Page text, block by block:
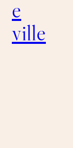
e
ville